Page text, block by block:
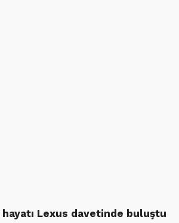
Lexus davetinde buluştu